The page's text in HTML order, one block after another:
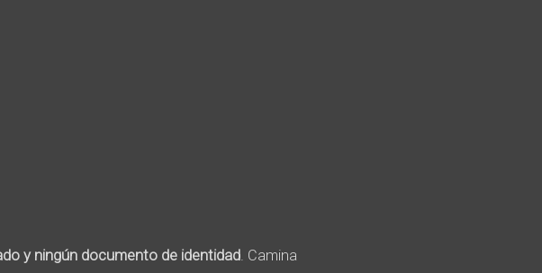
y ningún documento de identidad. Camina